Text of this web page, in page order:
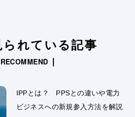
られている記事
RECOMMEND
IPPとは？ PPSとの違いや電力
ビジネスへの新規参入方法を解説